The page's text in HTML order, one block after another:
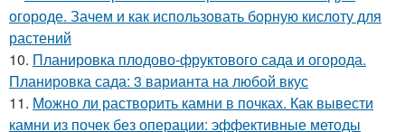
огороде. Зачем и как использовать борную кислоту для
растений
10. Планировка плодово-фруктового сада и огорода.
Планировка сада: 3 варианта на любой вкус
11. Можно ли растворить камни в почках. Как вывести
камни из почек без операции: эффективные методы